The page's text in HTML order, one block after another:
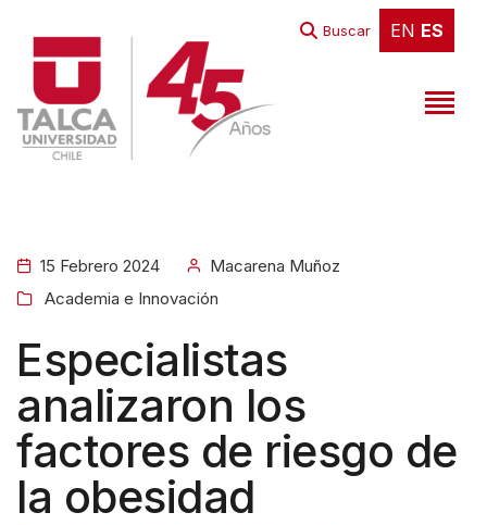
EN ES
Buscar EN ES
15 Febrero 2024
Macarena Muñoz
Academia e Innovación
Especialistas
analizaron los
factores de riesgo de
la obesidad